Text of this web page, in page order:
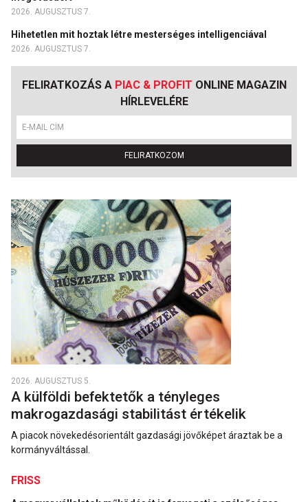
2026. AUGUSZTUS 7.
Hihetetlen mit hoztak létre mesterséges intelligenciával
2026. AUGUSZTUS 7.
FELIRATKOZÁS A PIAC & PROFIT ONLINE MAGAZIN
HÍRLEVELÉRE
FELIRATKOZOM
2026. AUGUSZTUS 5.
A külföldi befektetők a tényleges
makrogazdasági stabilitást értékelik
A piacok növekedésorientált gazdasági jövőképet áraztak be a
kormányváltással.
FRISS